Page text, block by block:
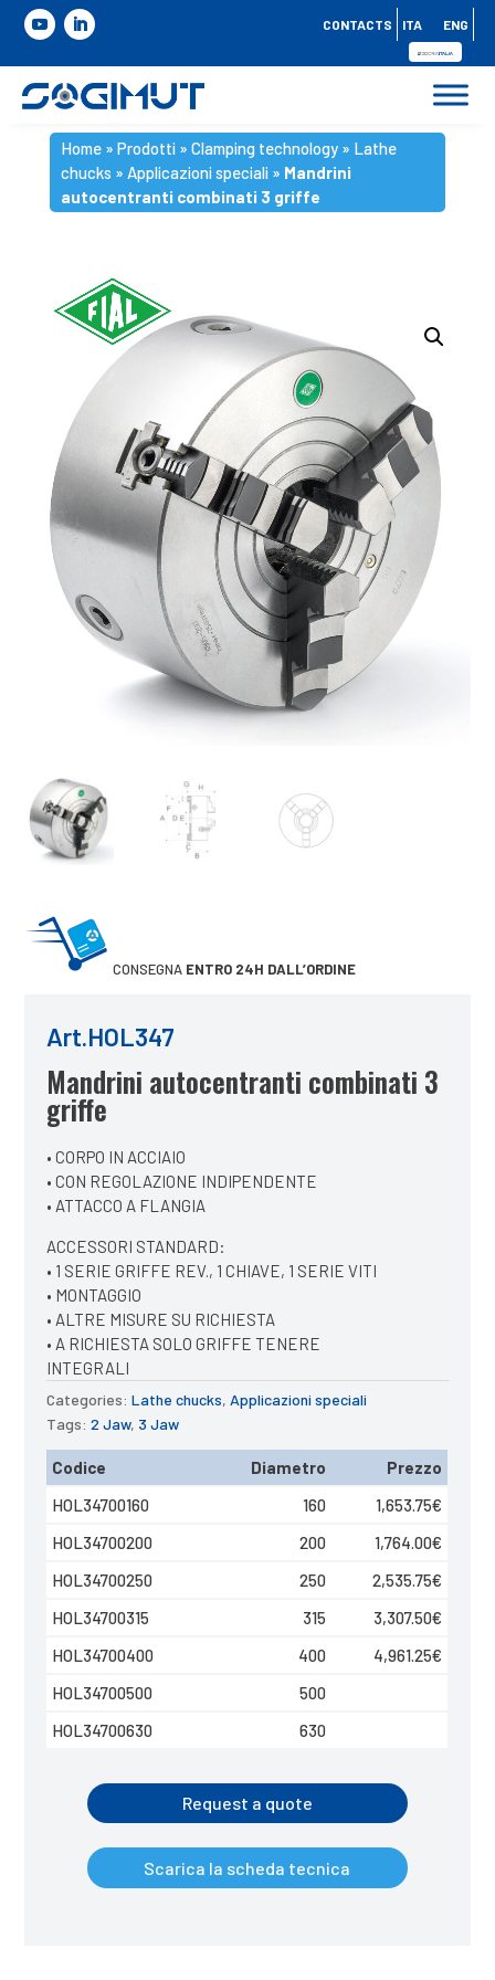
CONTACTS ITA ENG
Home» Prodotti» Clamping technology» Lathe
chucks » Applicazioni speciali» Mandrini
autocentranti combinati 3 griffe
CONSEGNA ENTRO 24H DALL’ORDINE
Art.HOL347
Mandrini autocentranti combinati 3
griffe
• CORPO IN ACCIAIO
• CON REGOLAZIONE INDIPENDENTE
• ATTACCO A FLANGIA
ACCESSORI STANDARD:
• 1 SERIE GRIFFE REV., 1 CHIAVE, 1 SERIE VITI
• MONTAGGIO
• ALTRE MISURE SU RICHIESTA
• A RICHIESTA SOLO GRIFFE TENERE
INTEGRALI
Categories:Lathe chucks, Applicazioni speciali
Tags:2 Jaw, 3 Jaw
Codice Diametro
Prezzo
HOL34700160
160 1,653.75€
HOL34700200
200 1,764.00€
HOL34700250
250 2,535.75€
HOL34700315
315 3,307.50€
HOL34700400
400 4,961.25€
HOL34700500
500
HOL34700630
630
Request a quote
Scarica la scheda tecnica